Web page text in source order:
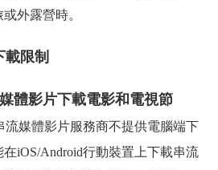
外露營時。
限制
體影片下載電影和電視節
流媒體影片服務商不提供電腦端下
iOS/Android行動裝置上下載串流